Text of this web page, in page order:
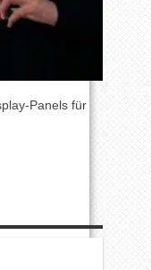
Panels für